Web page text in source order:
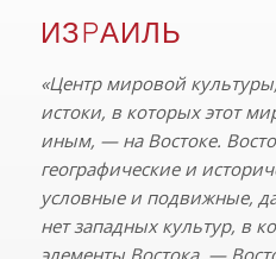
ИЗPАИЛЬ
«Центр мировой
истоки, в которых этот
иным, — на Востоке.
географические и
условные и подвижные,
нет западных культур, в